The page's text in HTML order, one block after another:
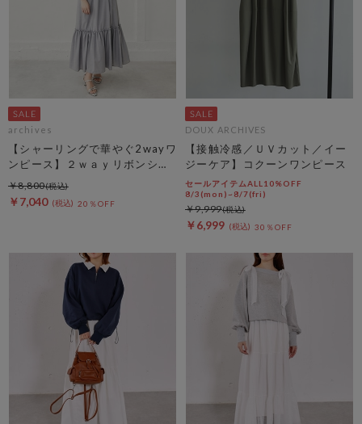
archives
【シャーリングで華やぐ2wayワ
ンピース】２ｗａｙリボンシャ
ーリングノースリワンピース
￥7,040 20％OFF
￥8,800
DOUX ARCHIVES
【接触冷感／ＵＶカット／イー
ジーケア】コクーンワンピース
セールアイテムALL10%OFF
8/3(mon)~8/7(fri)
￥6,999 30％OFF
￥9,999